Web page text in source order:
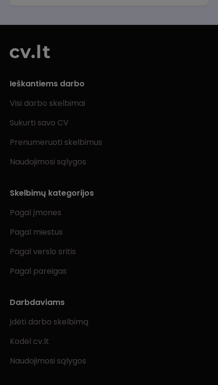
Ieškantiems darbo
Visi darbo skelbimai
Sukurti savo CV
Prenumeruoti skelbimus
Naudojimosi sąlygos
Skelbimų kategorijos
Pagal įmones
Pagal miestus
Pagal verslo sritis
Pagal pareigas
Darbdaviams
Įdėti darbo skelbimą
Kodėl cv.lt
Naudojimosi sąlygos